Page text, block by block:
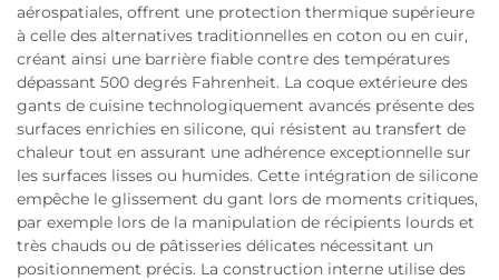
aérospatiales, offrent une protection thermique supérieure
à celle des alternatives traditionnelles en coton ou en cuir,
créant ainsi une barrière fiable contre des températures
dépassant 500 degrés Fahrenheit. La coque extérieure des
gants de cuisine technologiquement avancés présente des
surfaces enrichies en silicone, qui résistent au transfert de
chaleur tout en assurant une adhérence exceptionnelle sur
les surfaces lisses ou humides. Cette intégration de silicone
empêche le glissement du gant lors de moments critiques,
par exemple lors de la manipulation de récipients lourds et
très chauds ou de pâtisseries délicates nécessitant un
positionnement précis. La construction interne utilise des